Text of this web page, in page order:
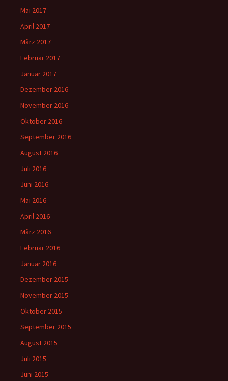
Mai 2017
April 2017
März 2017
Februar 2017
Januar 2017
Dezember 2016
November 2016
Oktober 2016
September 2016
August 2016
Juli 2016
Juni 2016
Mai 2016
April 2016
März 2016
Februar 2016
Januar 2016
Dezember 2015
November 2015
Oktober 2015
September 2015
August 2015
Juli 2015
Juni 2015